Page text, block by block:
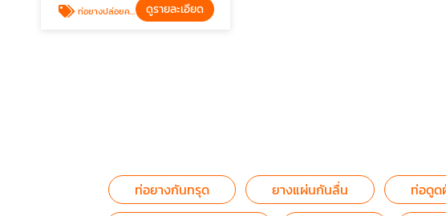
ท่อยางปล่อยคอนกรีต ดูรายละเอียด
ท่อยางกันทรุด ยางแผ่นกันลื่น ท่อดูด